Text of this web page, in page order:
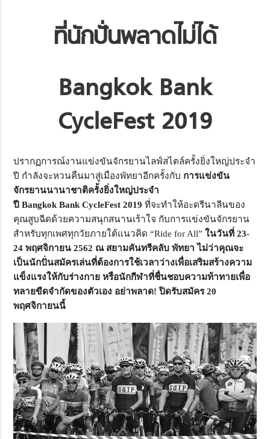
ที่นักปั่นพลาดไม่ได้
Bangkok Bank
CycleFest 2019
ปรากฏการณ์งานแข่งขันจักรยานไลฟ์สไตล์ครั้งยิ่งใหญ่ประจำ
ปี กำลังจะหวนคืนมาสู่เมืองพัทยาอีกครั้งกับ การแข่งขัน
จักรยานนานาชาติครั้งยิ่งใหญ่ประจำ
ปีBangkok Bank CycleFest 2019ที่จะทำให้อะดรีนาลีนของ
คุณสูบฉีดด้วยความสนุกสนานเร้าใจ กับการแข่งขันจักรยาน
สำหรับทุกเพศทุกวัยภายใต้แนวคิด “Ride for All” ในวันที่ 23-
24 พฤศจิกายน 2562 ณ สยามคันทรีคลับ พัทยา ไม่ว่าคุณจะ
เป็นนักปั่นสมัครเล่นที่ต้องการใช้เวลาว่างเพื่อเสริมสร้างความ
แข็งแรงให้กับร่างกาย หรือนักกีฬาที่ชื่นชอบความท้าทายเพื่อ
ทลายขีดจำกัดของตัวเอง อย่าพลาด!ปิดรับสมัคร 20
พฤศจิกายนนี้